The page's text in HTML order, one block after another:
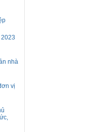
nhà
vị